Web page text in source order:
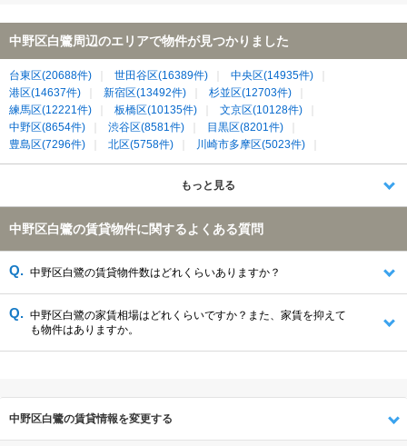
中野区白鷺周辺のエリアで物件が見つかりました
台東区(20688件) 世田谷区(16389件)
中央区(14935件)
港区(14637件)
新宿区(13492件)
杉並区(12703件)
練馬区(12221件)
板橋区(10135件)
文京区(10128件)
中野区(8654件)
渋谷区(8581件)
目黒区(8201件)
豊島区(7296件)
北区(5758件)
川崎市多摩区(5023件)
千代田区(4735件)
三鷹市(2755件)
武蔵野市(2288件)
狛江市(743件)
もっと見る
中野区白鷺の賃貸物件に関するよくある質問
中野区白鷺の賃貸物件数はどれくらいありますか？
中野区白鷺の家賃相場はどれくらいですか？また、家賃を抑えて
も物件はありますか。
中野区白鷺の賃貸情報を変更する